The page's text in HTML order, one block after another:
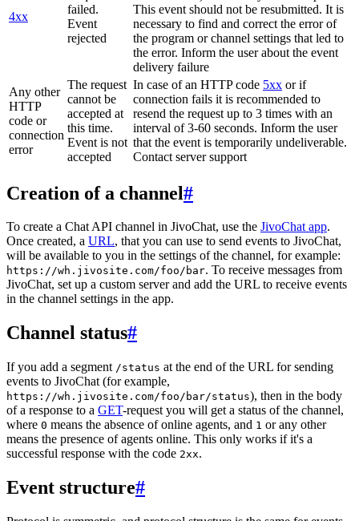
4xx
failed.
Event
rejected
This event should not be resubmitted. It is
necessary to find and correct the error of
the program or channel settings that led to
the error. Inform the user about the event
delivery failure
Any other
HTTP
code or
connection
error
The request
cannot be
accepted at
this time.
Event is not
accepted
In case of an HTTP code 5xx or if
connection fails it is recommended to
resend the request up to 3 times with an
interval of 3-60 seconds. Inform the user
that the event is temporarily undeliverable.
Contact server support
Creation of a channel#
To create a Chat API channel in JivoChat, use the JivoChat app.
Once created, a URL, that you can use to send events to JivoChat,
will be available to you in the settings of the channel, for example:
https://wh.jivosite.com/foo/bar. To receive messages from
JivoChat, set up a custom server and add the URL to receive events
in the channel settings in the app.
Channel status#
If you add a segment /status at the end of the URL for sending
events to JivoChat (for example,
https://wh.jivosite.com/foo/bar/status), then in the body
of a response to a GET-request you will get a status of the channel,
where 0 means the absence of online agents, and 1 or any other
means the presence of agents online. This only works if it's a
successful response with the code 2xx.
Event structure#